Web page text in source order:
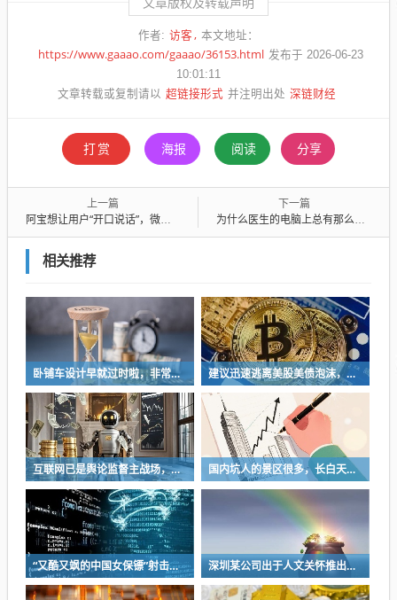
作者: 访客 本文地址：
https://www.gaaao.com/gaaao/36153.html 发布于 2026-06-23
10:01:11
文章转载或复制请以 超链接形式 并注明出处 深链财经
打赏 海报 阅读 分享
上一篇
阿宝想让用户“开口说话”，微信想让AI“无处不在”
下一篇
为什么医生的电脑上总有那么多小黄鸭？
相关推荐
卧铺车设计早就过时啦，非常不具备人性化 建议迅速逃离美股美债泡沫，AI正加速而非延缓其泡沫破裂
互联网已是舆论监督主战场，让我们用这五点珍惜它 国内坑人的景区很多，长白天池只是其中被坑印象最深的那一个
“又酷又飒的中国女保镖”射击夺冠 深圳某公司出于人文关怀推出内部托管，结果无孩单身员工举报了，核心理由有两个